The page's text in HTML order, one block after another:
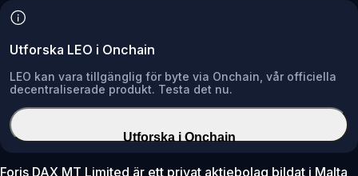
Utforska LEO i Onchain
LEO kan vara tillgänglig för byte via Onchain, vår officiella
decentraliserade produkt. Testa det nu.
Utforska i Onchain
Foris DAX MT Limited är ett privat aktiebolag bildat i Malta